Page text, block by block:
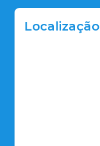
Localização